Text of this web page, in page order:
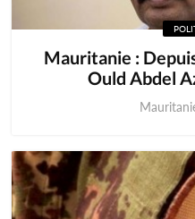
Mauritanie :
Ould Abdel